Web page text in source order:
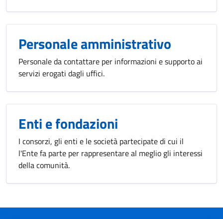
Personale amministrativo
Personale da contattare per informazioni e supporto ai
servizi erogati dagli uffici.
Enti e fondazioni
I consorzi, gli enti e le società partecipate di cui il
l'Ente fa parte per rappresentare al meglio gli interessi
della comunità.